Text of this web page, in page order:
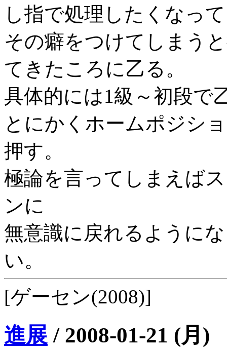
し指で処理したくなっ
その癖をつけてしまう
てきたころに乙る。
具体的には1級～初段で
とにかくホームポジシ
押す。
極論を言ってしまえば
ンに
無意識に戻れるように
い。
[ゲーセン(2008)]
進展 / 2008-01-21 (月)